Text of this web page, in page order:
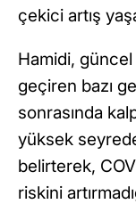
çekici artış
Hamidi, güncel
geçiren bazı
sonrasında
yüksek
belirterek,
riskini